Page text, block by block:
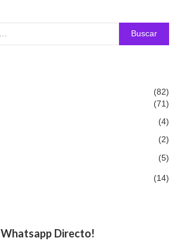
Buscar
(82)
(71)
(4)
(2)
(5)
(14)
Whatsapp Directo!